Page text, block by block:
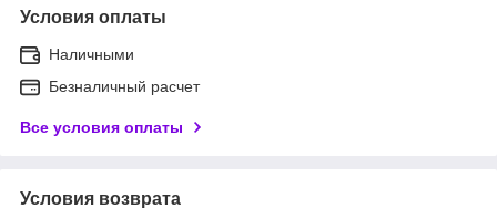
Условия оплаты
Наличными
Безналичный расчет
Все условия оплаты
Условия возврата